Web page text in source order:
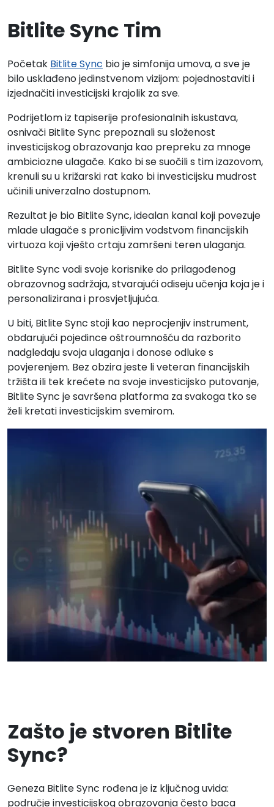
Bitlite Sync Tim
Početak Bitlite Sync bio je simfonija umova, a sve je
bilo usklađeno jedinstvenom vizijom: pojednostaviti i
izjednačiti investicijski krajolik za sve.
Podrijetlom iz tapiserije profesionalnih iskustava,
osnivači Bitlite Sync prepoznali su složenost
investicijskog obrazovanja kao prepreku za mnoge
ambiciozne ulagače. Kako bi se suočili s tim izazovom,
krenuli su u križarski rat kako bi investicijsku mudrost
učinili univerzalno dostupnom.
Rezultat je bio Bitlite Sync, idealan kanal koji povezuje
mlade ulagače s pronicljivim vodstvom financijskih
virtuoza koji vješto crtaju zamršeni teren ulaganja.
Bitlite Sync vodi svoje korisnike do prilagođenog
obrazovnog sadržaja, stvarajući odiseju učenja koja je i
personalizirana i prosvjetljujuća.
U biti, Bitlite Sync stoji kao neprocjenjiv instrument,
obdarujući pojedince oštroumnošću da razborito
nadgledaju svoja ulaganja i donose odluke s
povjerenjem. Bez obzira jeste li veteran financijskih
tržišta ili tek krećete na svoje investicijsko putovanje,
Bitlite Sync je savršena platforma za svakoga tko se
želi kretati investicijskim svemirom.
Zašto je stvoren Bitlite
Sync?
Geneza Bitlite Sync rođena je iz ključnog uvida:
područje investicijskog obrazovanja često baca